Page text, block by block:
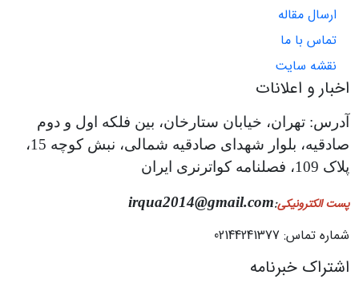
ارسال مقاله
تماس با ما
نقشه سایت
اخبار و اعلانات
آدرس: تهران، خیابان ستارخان، بین فلکه اول و دوم
صادقیه، بلوار شهدای صادقیه شمالی، نبش کوچه 15،
پلاک 109، فصلنامه کواترنری ایران
پست الکترونیکی:
irqua2014@gmail.com
شماره تماس: 02144241377
اشتراک خبرنامه